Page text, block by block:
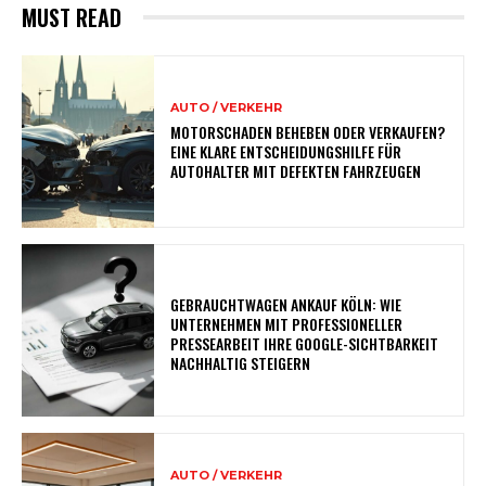
MUST READ
AUTO / VERKEHR
MOTORSCHADEN BEHEBEN ODER VERKAUFEN?
EINE KLARE ENTSCHEIDUNGSHILFE FÜR
AUTOHALTER MIT DEFEKTEN FAHRZEUGEN
GEBRAUCHTWAGEN ANKAUF KÖLN: WIE
UNTERNEHMEN MIT PROFESSIONELLER
PRESSEARBEIT IHRE GOOGLE-SICHTBARKEIT
NACHHALTIG STEIGERN
AUTO / VERKEHR